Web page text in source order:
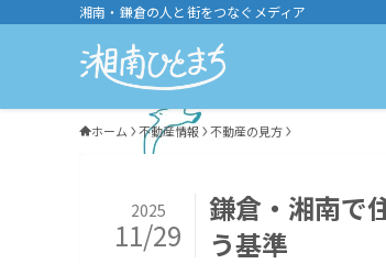
湘南・鎌倉の人と街をつなぐメディア
ホーム 不動産情報 不動産の見方
鎌倉・湘南で
う基準
2025
11/29